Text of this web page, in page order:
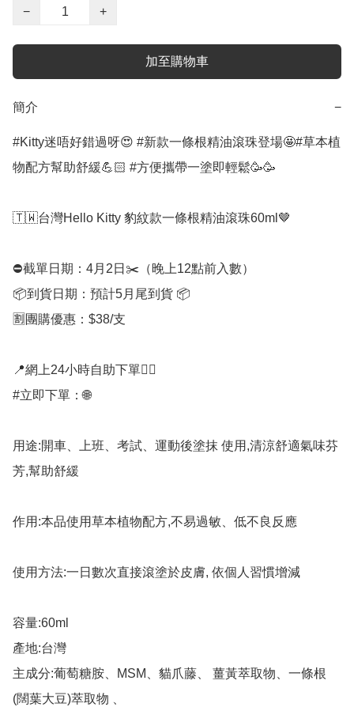
−
+
加至購物車
簡介 −
#Kitty迷唔好錯過呀😍 #新款一條根精油滾珠登場🤩#草本植
物配方幫助舒緩💪🏻 #方便攜帶一塗即輕鬆🥳🥳
🇹🇼台灣Hello Kitty 豹紋款一條根精油滾珠60ml🤎
⛔️截單日期：4月2日✂️（晚上12點前入數）
📦到貨日期：預計5月尾到貨 📦
🈹團購優惠：$38/支
📍網上24小時自助下單👍🏻
#立即下單：🌐
用途:開車、上班、考試、運動後塗抹 使用,清涼舒適氣味芬
芳,幫助舒緩
作用:本品使用草本植物配方,不易過敏、低不良反應
使用方法:一日數次直接滾塗於皮膚, 依個人習慣增減
容量:60ml
產地:台灣
主成分:葡萄糖胺、MSM、貓爪藤、 薑黃萃取物、一條根
(闊葉大豆)萃取物 、